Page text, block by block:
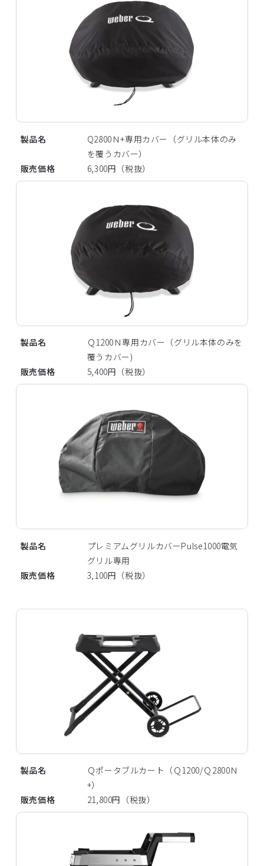
製品名
Q2800Ｎ+専用カバー（グリル本体のみ
を覆うカバー）
販売価格
6,300円（税抜）
製品名
Ｑ1200Ｎ専用カバー（グリル本体のみを
覆うカバー)
販売価格
5,400円（税抜）
製品名
プレミアムグリルカバーPulse1000電気
グリル専用
販売価格
3,100円（税抜）
製品名
Ｑポータブルカート（Ｑ1200/Ｑ2800Ｎ
+）
販売価格
21,800円（税抜）